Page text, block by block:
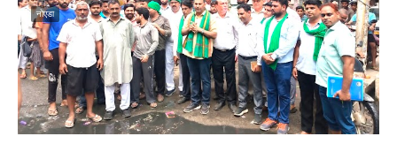
नोएडा